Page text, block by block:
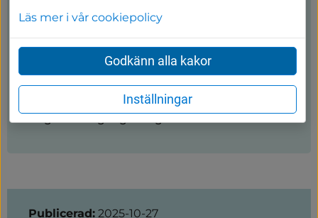
Öppettider
Måndag-torsdag: 8.00-16.30
Fredag: 8.00-15.00
Sidinformation
Publicerad: 2025-10-27
Läs mer i vår cookiepolicy
Godkänn alla kakor
Inställningar